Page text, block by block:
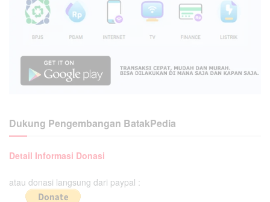
Dukung Pengembangan BatakPedia
Detail Informasi Donasi
atau donasi langsung dari paypal :